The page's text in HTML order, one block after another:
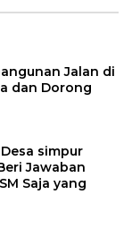
Jalan di
dan Dorong
simpur
Jawaban
Saja yang